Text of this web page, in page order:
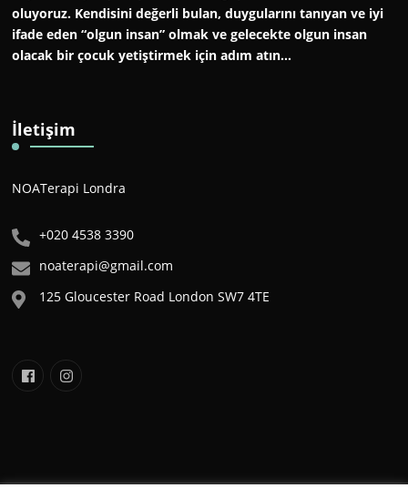
oluyoruz. Kendisini değerli bulan, duygularını tanıyan ve iyi
ifade eden “olgun insan” olmak ve gelecekte olgun insan
olacak bir çocuk yetiştirmek için adım atın…
İletişim
NOATerapi Londra
+020 4538 3390
noaterapi@gmail.com
125 Gloucester Road London SW7 4TE